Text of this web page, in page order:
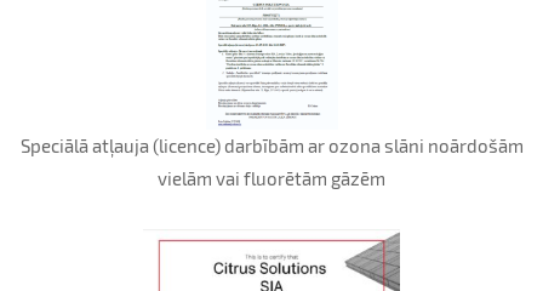
Speciālā atļauja (licence) darbībām ar ozona slāni noārdošām
vielām vai fluorētām gāzēm